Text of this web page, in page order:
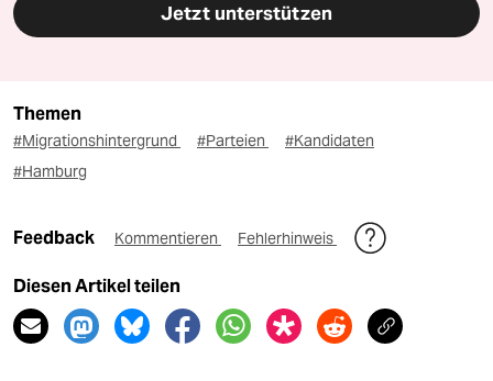
Jetzt unterstützen
Themen
#Migrationshintergrund #Parteien
#Kandidaten
#Hamburg
Feedback Kommentieren Fehlerhinweis
Diesen Artikel teilen